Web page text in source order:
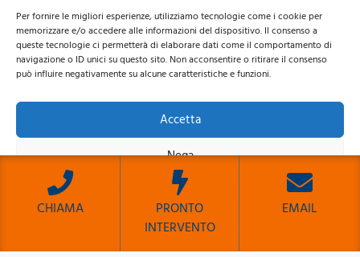
Per fornire le migliori esperienze, utilizziamo tecnologie come i cookie per
memorizzare e/o accedere alle informazioni del dispositivo. Il consenso a
queste tecnologie ci permetterà di elaborare dati come il comportamento di
navigazione o ID unici su questo sito. Non acconsentire o ritirare il consenso
può influire negativamente su alcune caratteristiche e funzioni.
Accetta
Nega
Visualizza le preferenze
Cookie PolicyPrivacy Policy
© 2026 Clima Group Impianti Srls P.IVA: 17771951005
Privacy
CookiePolicy | Mappa del Sito
CHIAMA
PRONTO
INTERVENTO
EMAIL